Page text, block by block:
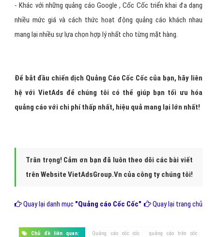
- Khác với những quảng cáo Google , Cốc Cốc triển khai đa dạng
nhiều mức giá và cách thức hoạt động quảng cáo khách nhau
mang lại nhiều sự lựa chọn hợp lý nhất cho từng mặt hàng.
Để bắt đầu chiến dịch Quảng Cáo Cốc Cốc của bạn, hãy liên
hệ với VietAds để chúng tôi có thể giúp bạn tối ưu hóa
quảng cáo với chi phí thấp nhất, hiệu quả mang lại lớn nhất!
Trân trọng! Cảm ơn bạn đã luôn theo dõi các bài viết
trên Website VietAdsGroup.Vn của công ty chúng tôi!
Quay lại danh mục "Quảng cáo Cốc Cốc" Quay lại trang chủ
Chủ đề liên quan: Quảng cáo cốc cốc quảng cáo trên cốc